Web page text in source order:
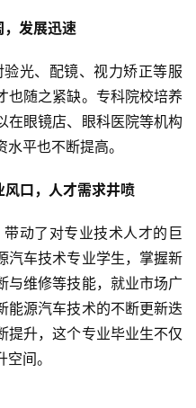
，发展迅速
也随之紧缺。专科院校培养
在眼镜店、眼科医院等机构
平也不断提高。
风口，人才需求井喷
汽车技术专业学生，掌握新
与维修等技能，就业市场广
能源汽车技术的不断更新迭
提升，这个专业毕业生不仅
间。